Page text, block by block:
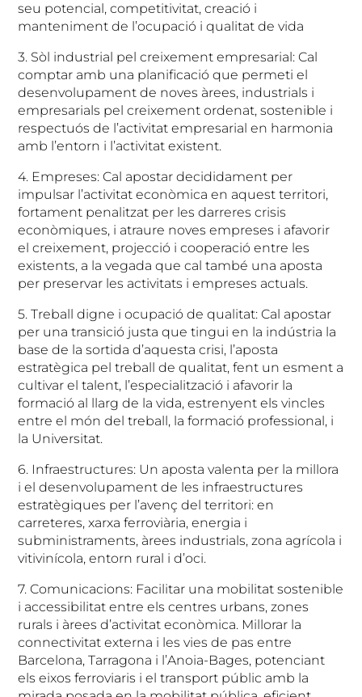
seu potencial, competitivitat, creació i
manteniment de l’ocupació i qualitat de vida
3. Sòl industrial pel creixement empresarial: Cal
comptar amb una planificació que permeti el
desenvolupament de noves àrees, industrials i
empresarials pel creixement ordenat, sostenible i
respectuós de l’activitat empresarial en harmonia
amb l’entorn i l’activitat existent.
4. Empreses: Cal apostar decididament per
impulsar l’activitat econòmica en aquest territori,
fortament penalitzat per les darreres crisis
econòmiques, i atraure noves empreses i afavorir
el creixement, projecció i cooperació entre les
existents, a la vegada que cal també una aposta
per preservar les activitats i empreses actuals.
5. Treball digne i ocupació de qualitat: Cal apostar
per una transició justa que tingui en la indústria la
base de la sortida d’aquesta crisi, l’aposta
estratègica pel treball de qualitat, fent un esment a
cultivar el talent, l’especialització i afavorir la
formació al llarg de la vida, estrenyent els vincles
entre el món del treball, la formació professional, i
la Universitat.
6. Infraestructures: Un aposta valenta per la millora
i el desenvolupament de les infraestructures
estratègiques per l’avenç del territori: en
carreteres, xarxa ferroviària, energia i
subministraments, àrees industrials, zona agrícola i
vitivinícola, entorn rural i d’oci.
7. Comunicacions: Facilitar una mobilitat sostenible
i accessibilitat entre els centres urbans, zones
rurals i àrees d’activitat econòmica. Millorar la
connectivitat externa i les vies de pas entre
Barcelona, Tarragona i l’Anoia-Bages, potenciant
els eixos ferroviaris i el transport públic amb la